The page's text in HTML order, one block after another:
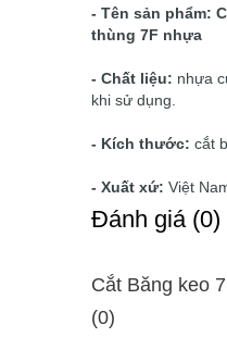
- Tên sản phẩm:
thùng 7F nhựa
- Chất liệu: nhựa
khi sử dụng.
- Kích thước: cắt
- Xuất xứ: Việt
Ðánh giá (0)
Cắt Băng keo
(0)